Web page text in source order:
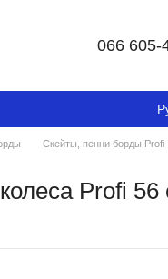
066 605-
Скейты, пенни борды Profi
Profi